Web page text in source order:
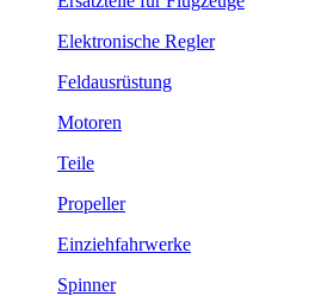
Elektronische Regler
Feldausrüstung
Motoren
Teile
Propeller
Einziehfahrwerke
Spinner